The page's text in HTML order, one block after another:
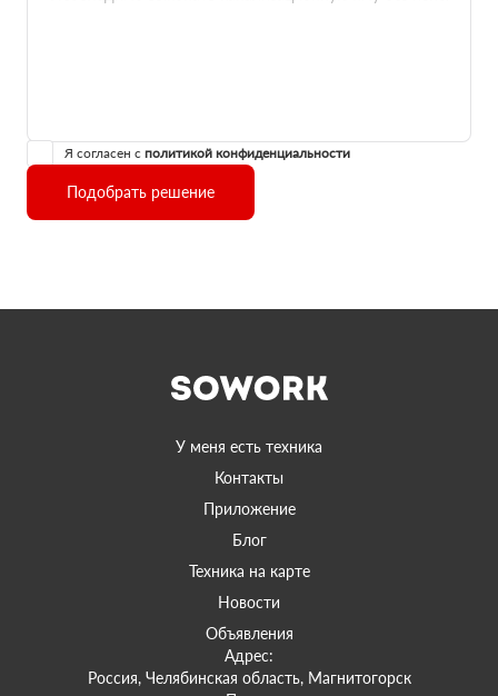
Я согласен с политикой конфиденциальности
Подобрать решение
У меня есть техника
Контакты
Приложение
Блог
Техника на карте
Новости
Объявления
Адрес:
Россия, Челябинская область, Магнитогорск